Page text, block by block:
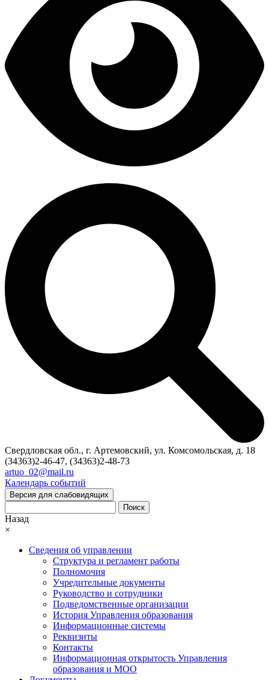
Свердловская обл., г. Артемовский, ул. Комсомольская, д. 18
(34363)2-46-47, (34363)2-48-73
artuo_02@mail.ru
Календарь событий
Версия для слабовидящих
Поиск
Назад
×
Сведения об управлении
Структура и регламент работы
Полномочия
Учредительные документы
Руководство и сотрудники
Подведомственные организации
История Управления образования
Информационные системы
Реквизиты
Контакты
Информационная открытость Управления
образования и МОО